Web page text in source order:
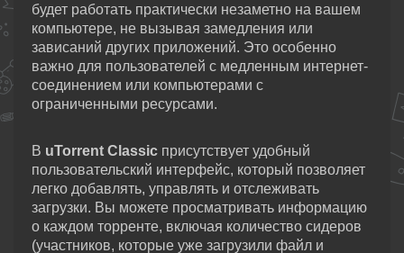
будет работать практически незаметно на вашем
компьютере, не вызывая замедления или
зависаний других приложений. Это особенно
важно для пользователей с медленным интернет-
соединением или компьютерами с
ограниченными ресурсами.
В uTorrent Classic присутствует удобный
пользовательский интерфейс, который позволяет
легко добавлять, управлять и отслеживать
загрузки. Вы можете просматривать информацию
о каждом торренте, включая количество сидеров
(участников, которые уже загрузили файл и